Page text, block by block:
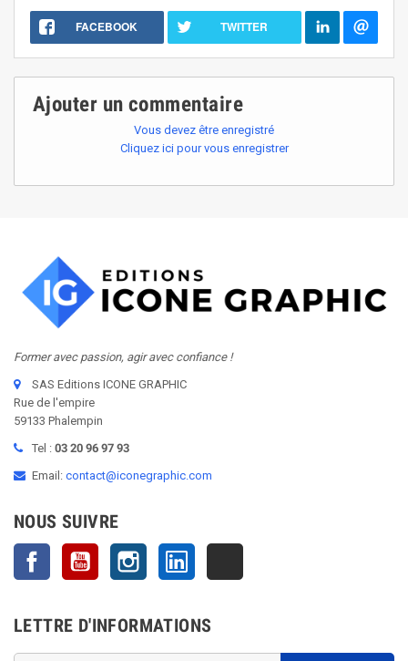
FACEBOOK TWITTER
Ajouter un commentaire
Vous devez être enregistré
Cliquez ici pour vous enregistrer
Former avec passion, agir avec confiance !
SAS Editions ICONE GRAPHIC
Rue de l'empire
59133 Phalempin
Tel : 03 20 96 97 93
Email: contact@iconegraphic.com
NOUS SUIVRE
Facebook YouTube Instagram
LETTRE D'INFORMATIONS